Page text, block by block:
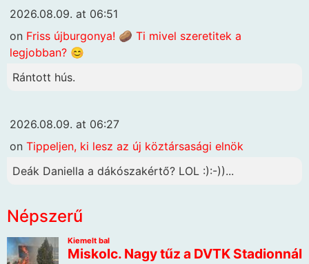
2026.08.09. at 06:51
on Friss újburgonya! 🥔 Ti mivel szeretitek a
legjobban? 😊
Rántott hús.
2026.08.09. at 06:27
on Tippeljen, ki lesz az új köztársasági elnök
Deák Daniella a dákószakértő? LOL :):-))...
Népszerű